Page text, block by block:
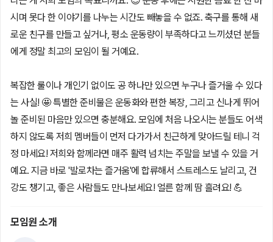
시며 못다 한 이야기를 나누는 시간도 빼놓을 수 없죠. 축구를 통해 새
로운 친구를 만들고 싶거나, 평소 운동량이 부족하다고 느끼셨던 분들
에게 정말 최고의 모임이 될 거예요.
복잡한 룰이나 개인기 없이도 공 하나만 있으면 누구나 즐거울 수 있다
는 사실! 🤩 특별한 준비물은 운동화와 편한 복장, 그리고 신나게 뛰어
놀 준비된 마음만 있으면 충분해요. 모임에 처음 나오시는 분들도 어색
하지 않도록 저희 멤버들이 먼저 다가가서 친근하게 맞아드릴 테니 걱
정 마세요! 저희와 함께라면 매주 활력 넘치는 주말을 보낼 수 있을 거
예요. 지금 바로 '발로차는 즐거움'에 합류해서 스트레스도 날리고, 건
강도 챙기고, 좋은 사람들도 만나보세요! 얼른 함께 땀 흘려요! 💪
모임원 소개